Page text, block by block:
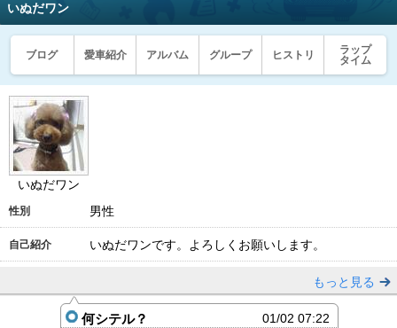
いぬだワン
ブログ 愛車紹介 アルバム グループ ヒストリ
ラップ
タイム
いぬだワン
性別 男性
自己紹介 いぬだワンです。よろしくお願いします。
もっと見る
何シテル？
01/02 07:22